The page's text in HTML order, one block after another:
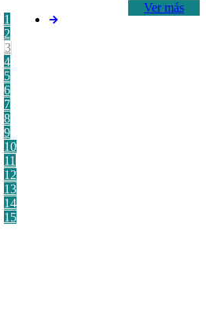
Ver más
1
2
3
4
5
6
7
8
9
10
11
12
13
14
15